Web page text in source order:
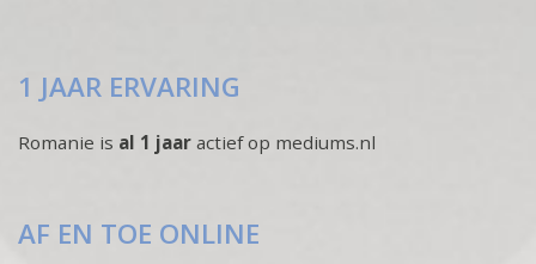
1 JAAR ERVARING
Romanie is al 1 jaar actief op mediums.nl
AF EN TOE ONLINE